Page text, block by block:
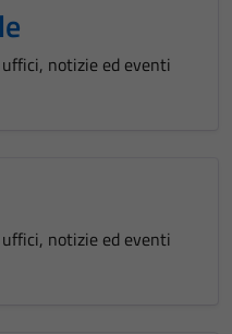
notizie ed eventi
notizie ed eventi